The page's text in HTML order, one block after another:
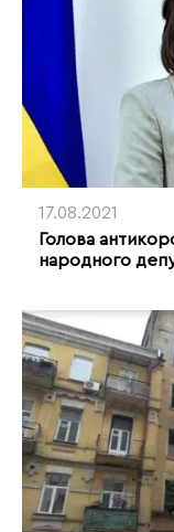
17.08.2021
Голова
народного